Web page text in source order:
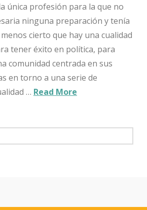
única profesión para la que no
ninguna preparación y tenía
cierto que hay una cualidad
tener éxito en política, para
comunidad centrada en sus
en torno a una serie de
… Read More